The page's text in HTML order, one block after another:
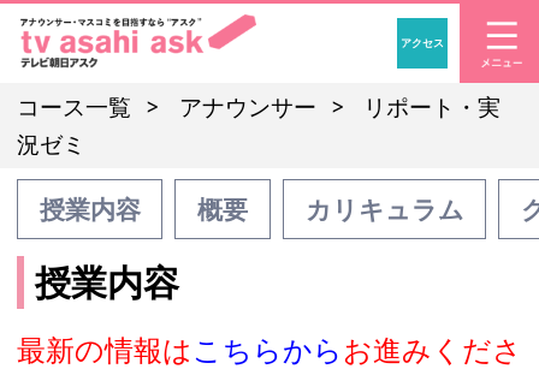
「アナウンサー・マ
アクセス
コース一覧 アナウンサー
リポート・実
況ゼミ
授業内容 概要 カリキュラム
授業内容
最新の情報はこちらから お進みくださ